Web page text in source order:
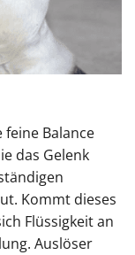
feine Balance
das Gelenk
Kommt dieses
Flüssigkeit an
Auslöser